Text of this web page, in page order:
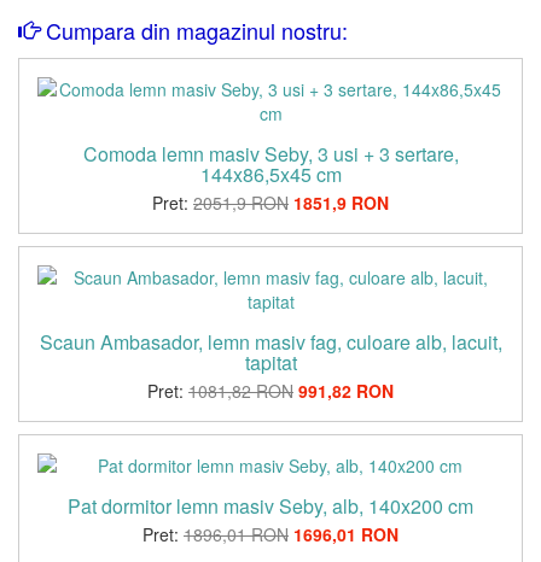
Cumpara din magazinul nostru:
Comoda lemn masiv Seby, 3 usi + 3 sertare,
144x86,5x45 cm
Pret: 2051,9 RON 1851,9 RON
Scaun Ambasador, lemn masiv fag, culoare alb, lacuit,
tapitat
Pret: 1081,82 RON 991,82 RON
Pat dormitor lemn masiv Seby, alb, 140x200 cm
Pret: 1896,01 RON 1696,01 RON